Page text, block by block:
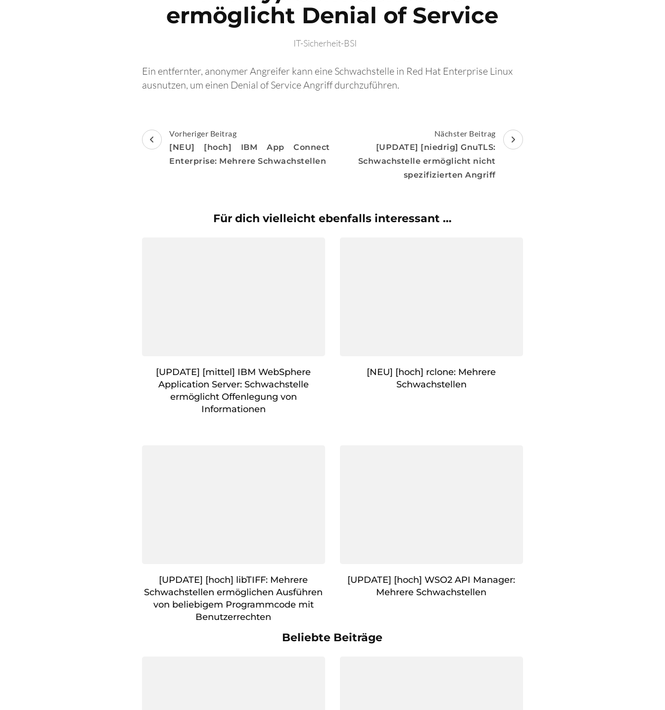
ermöglicht Denial of Service
IT-Sicherheit-BSI
Ein entfernter, anonymer Angreifer kann eine Schwachstelle in Red Hat Enterprise Linux
ausnutzen, um einen Denial of Service Angriff durchzuführen.
Beitragsnavigation
Vorheriger Beitrag
[NEU] [hoch] IBM App Connect
Enterprise: Mehrere Schwachstellen
Nächster Beitrag
[UPDATE] [niedrig] GnuTLS:
Schwachstelle ermöglicht nicht
spezifizierten Angriff
Für dich vielleicht ebenfalls interessant …
[UPDATE] [mittel] IBM WebSphere
Application Server: Schwachstelle
ermöglicht Offenlegung von
Informationen
[NEU] [hoch] rclone: Mehrere
Schwachstellen
[UPDATE] [hoch] libTIFF: Mehrere
Schwachstellen ermöglichen Ausführen
von beliebigem Programmcode mit
Benutzerrechten
[UPDATE] [hoch] WSO2 API Manager:
Mehrere Schwachstellen
Beliebte Beiträge